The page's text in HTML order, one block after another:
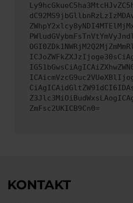
ZmFsc2UKICB9Cn0=
KONTAKT